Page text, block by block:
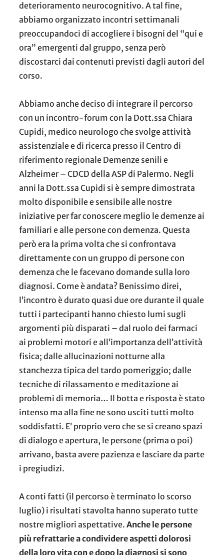
deterioramento neurocognitivo. A tal fine,
abbiamo organizzato incontri settimanali
preoccupandoci di accogliere i bisogni del “qui e
ora” emergenti dal gruppo, senza però
discostarci dai contenuti previsti dagli autori del
corso.
Abbiamo anche deciso di integrare il percorso
con un incontro-forum con la Dott.ssa Chiara
Cupidi, medico neurologo che svolge attività
assistenziale e di ricerca presso il Centro di
riferimento regionale Demenze senili e
Alzheimer – CDCD della ASP di Palermo. Negli
anni la Dott.ssa Cupidi si è sempre dimostrata
molto disponibile e sensibile alle nostre
iniziative per far conoscere meglio le demenze ai
familiari e alle persone con demenza. Questa
però era la prima volta che si confrontava
direttamente con un gruppo di persone con
demenza che le facevano domande sulla loro
diagnosi. Come è andata? Benissimo direi,
l’incontro è durato quasi due ore durante il quale
tutti i partecipanti hanno chiesto lumi sugli
argomenti più disparati – dal ruolo dei farmaci
ai problemi motori e all’importanza dell’attività
fisica; dalle allucinazioni notturne alla
stanchezza tipica del tardo pomeriggio; dalle
tecniche di rilassamento e meditazione ai
problemi di memoria… Il botta e risposta è stato
intenso ma alla fine ne sono usciti tutti molto
soddisfatti. E’ proprio vero che se si creano spazi
di dialogo e apertura, le persone (prima o poi)
arrivano, basta avere pazienza e lasciare da parte
i pregiudizi.
A conti fatti (il percorso è terminato lo scorso
luglio) i risultati stavolta hanno superato tutte
nostre migliori aspettative. Anche le persone
più refrattarie a condividere aspetti dolorosi
della loro vita con e dopo la diagnosi si sono